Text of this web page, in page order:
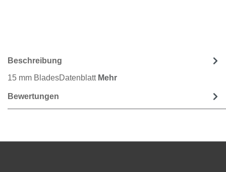
Beschreibung
15 mm BladesDatenblatt Mehr
Bewertungen